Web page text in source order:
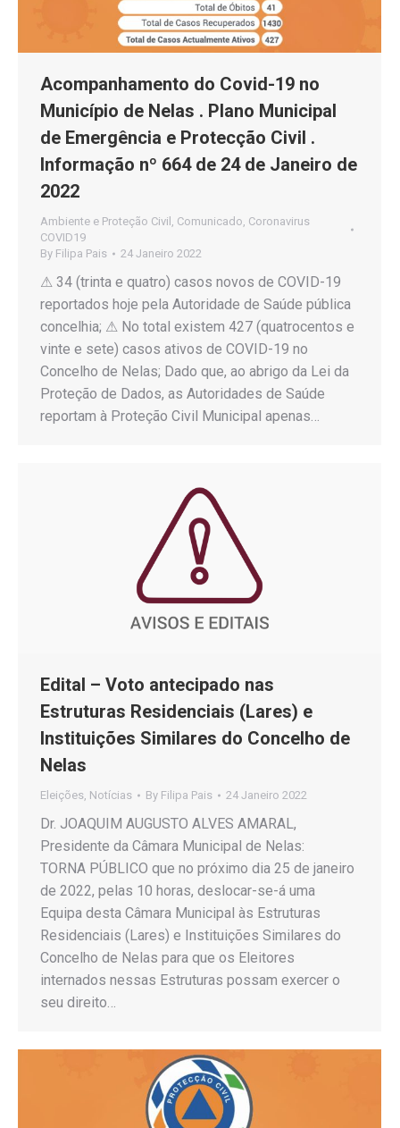
Acompanhamento do Covid-19 no
Município de Nelas . Plano Municipal
de Emergência e Protecção Civil .
Informação nº 664 de 24 de Janeiro de
2022
Ambiente e Proteção Civil Comunicado Coronavirus
COVID19
By Filipa Pais 24 Janeiro 2022
⚠ 34 (trinta e quatro) casos novos de COVID-19
reportados hoje pela Autoridade de Saúde pública
concelhia; ⚠ No total existem 427 (quatrocentos e
vinte e sete) casos ativos de COVID-19 no
Concelho de Nelas; Dado que, ao abrigo da Lei da
Proteção de Dados, as Autoridades de Saúde
reportam à Proteção Civil Municipal apenas…
Edital – Voto antecipado nas
Estruturas Residenciais (Lares) e
Instituições Similares do Concelho de
Nelas
Eleições Notícias By Filipa Pais 24 Janeiro 2022
Dr. JOAQUIM AUGUSTO ALVES AMARAL,
Presidente da Câmara Municipal de Nelas:
TORNA PÚBLICO que no próximo dia 25 de janeiro
de 2022, pelas 10 horas, deslocar-se-á uma
Equipa desta Câmara Municipal às Estruturas
Residenciais (Lares) e Instituições Similares do
Concelho de Nelas para que os Eleitores
internados nessas Estruturas possam exercer o
seu direito…